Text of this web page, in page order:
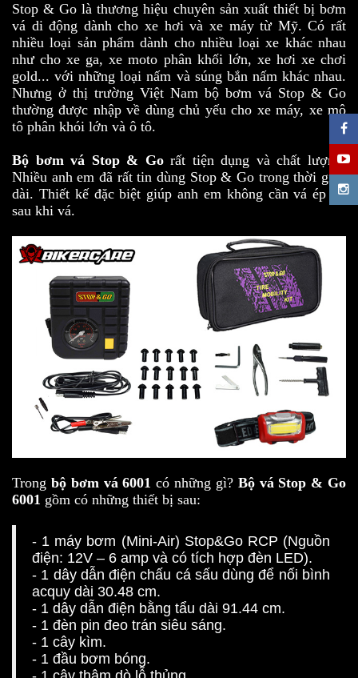
Stop & Go là thương hiệu chuyên sản xuất thiết bị bơm
vá di động dành cho xe hơi và xe máy từ Mỹ. Có rất
nhiều loại sản phẩm dành cho nhiều loại xe khác nhau
như cho xe ga, xe moto phân khối lớn, xe hơi xe chơi
gold... với những loại nấm và súng bắn nấm khác nhau.
Nhưng ở thị trường Việt Nam bộ bơm vá Stop & Go
thường được nhập về dùng chủ yếu cho xe máy, xe mô
tô phân khói lớn và ô tô.
Bộ bơm vá Stop & Gorất tiện dụng và chất lượng.
Nhiều anh em đã rất tin dùng Stop & Go trong thời gian
dài. Thiết kế đặc biệt giúp anh em không cần vá ép lại
sau khi vá.
Trong bộ bơm vá 6001 có những gì?Bộ vá Stop & Go
6001 gồm có những thiết bị sau:
- 1 máy bơm (Mini-Air) Stop&Go RCP (Nguồn
điện: 12V – 6 amp và có tích hợp đèn LED).
- 1 dây dẫn điện chấu cá sấu dùng để nối bình
acquy dài 30.48 cm.
- 1 dây dẫn điện bằng tẩu dài 91.44 cm.
- 1 đèn pin đeo trán siêu sáng.
- 1 cây kìm.
- 1 đầu bơm bóng.